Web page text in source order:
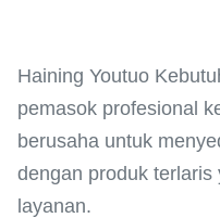
Haining Youtuo
pemasok profesional
berusaha untuk
dengan produk terlaris
layanan.